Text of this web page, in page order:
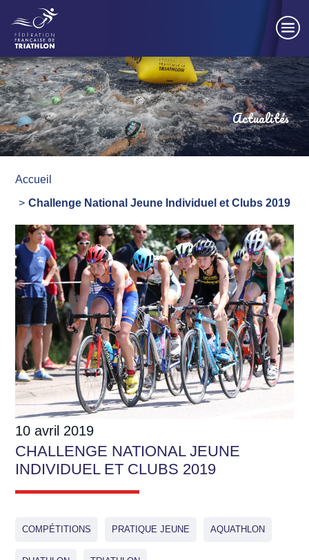
Actualités
Accueil
Challenge National Jeune Individuel et Clubs 2019
10 avril 2019
CHALLENGE NATIONAL JEUNE
INDIVIDUEL ET CLUBS 2019
COMPÉTITIONS PRATIQUE JEUNE AQUATHLON
Panneau de gestion des cookies